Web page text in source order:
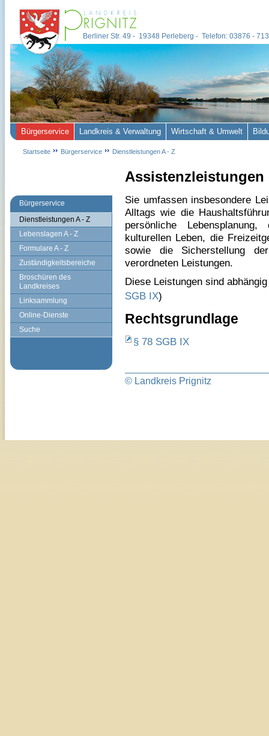
Bürgerservice
Dienstleistungen A - Z
Lebenslagen A - Z
Formulare A - Z
Zuständigkeitsbereiche
Broschüren des
Landkreises
Linksammlung
Online-Dienste
Suche
Sie umfassen insbesondere
Alltags wie die
persönliche
kulturellen Leben, die
sowie die Sicherstellung
verordneten Leistungen.
Diese Leistungen sind
SGB IX)
Rechtsgrundlage
§ 78 SGB IX
© Landkreis Prignitz
Berliner Str. 49 - 19348 Perleberg - Telefon: 03876 -
Bürgerservice Landkreis & Verwaltung Wirtschaft & Umwelt
Startseite Bürgerservice Dienstleistungen A - Z